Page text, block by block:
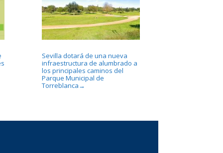
Sevilla dotará de una nueva
infraestructura de alumbrado a
los principales caminos del
Parque Municipal de
Torreblanca →